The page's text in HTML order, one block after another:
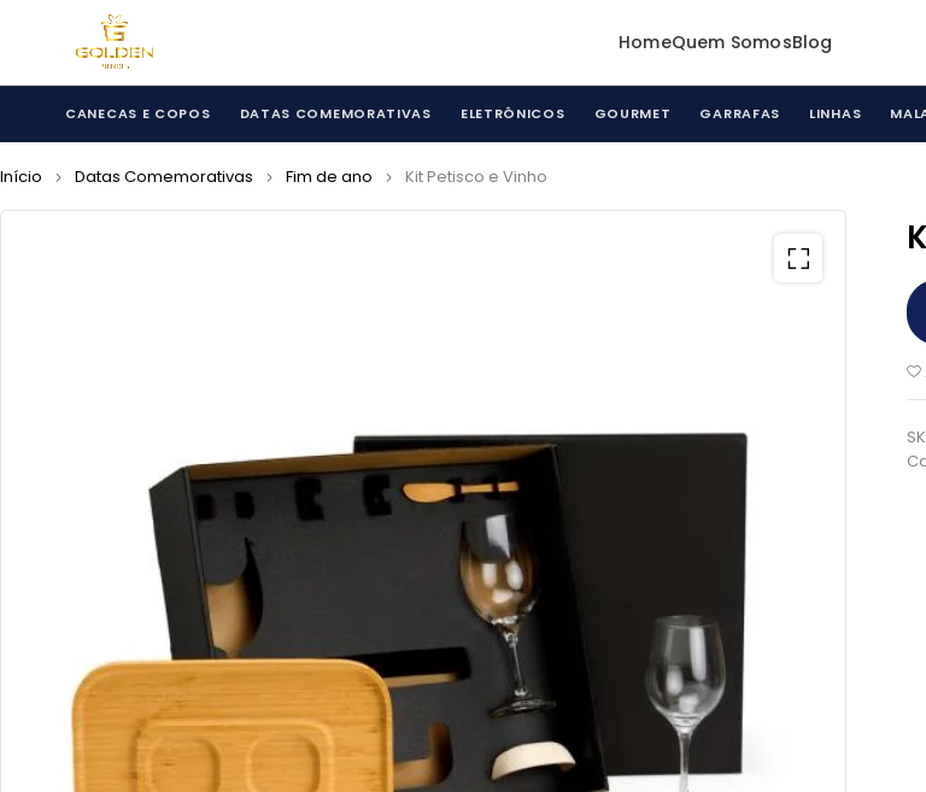
HomeQuem SomosBlog
CANECAS E COPOS DATAS COMEMORATIVAS ELETRÔNICOS GOURMET GARRAFAS LINHAS
Início Datas Comemorativas Fim de ano Kit Petisco e Vinho